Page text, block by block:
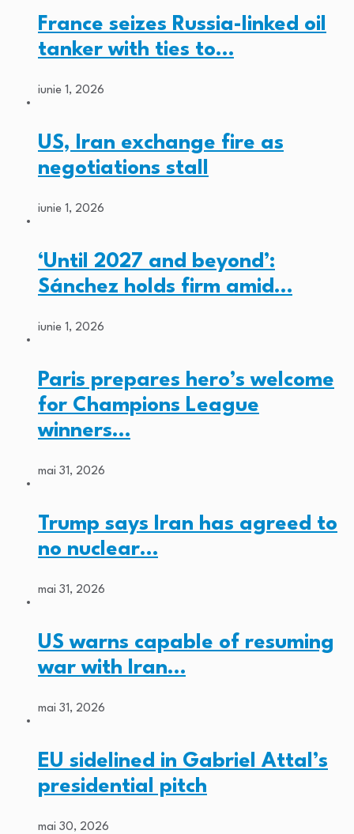
France seizes Russia-linked oil
tanker with ties to…
iunie 1, 2026
US, Iran exchange fire as
negotiations stall
iunie 1, 2026
‘Until 2027 and beyond’:
Sánchez holds firm amid…
iunie 1, 2026
Paris prepares hero’s welcome
for Champions League
winners…
mai 31, 2026
Trump says Iran has agreed to
no nuclear…
mai 31, 2026
US warns capable of resuming
war with Iran…
mai 31, 2026
EU sidelined in Gabriel Attal’s
presidential pitch
mai 30, 2026